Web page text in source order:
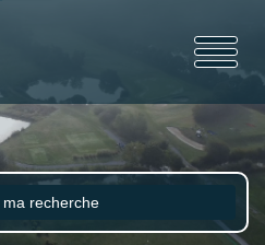
recherche